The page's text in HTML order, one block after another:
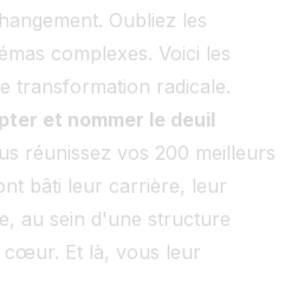
Oubliez les
complexes. Voici les
transformation radicale.
et nommer le deuil
réunissez vos 200 meilleurs
bâti leur carrière, leur
au sein d'une structure
cœur. Et là, vous leur